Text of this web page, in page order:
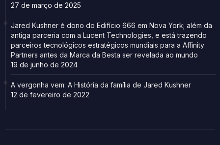
27 de março de 2025
Jared Kushner é dono do Edifício 666 em Nova York; além da
antiga parceria com a Lucent Technologies, e está trazendo
parceiros tecnológicos estratégicos mundiais para a Affinity
Partners antes da Marca da Besta ser revelada ao mundo
19 de junho de 2024
A vergonha vem: A História da família de Jared Kushner
12 de fevereiro de 2022